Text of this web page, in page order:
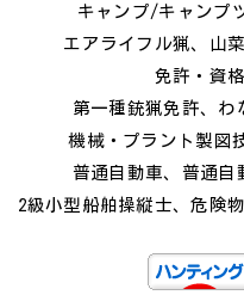
キャンプ/キャンプ
エアライフル猟、山
免許・資格
第一種銃猟免許、わ
機械・プラント製図
普通自動車、普通自
2級小型船舶操縦士、危険